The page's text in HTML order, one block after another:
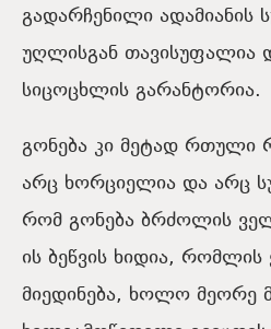
გადარჩენილი ადამიანის
უღლისგან თავისუფალია
სიცოცხლის გარანტორია.
გონება კი მეტად რთული
არც ხორციელია და არც
რომ გონება ბრძოლის
ის ბეწვის ხიდია, რომლის
მიედინება, ხოლო მეორე